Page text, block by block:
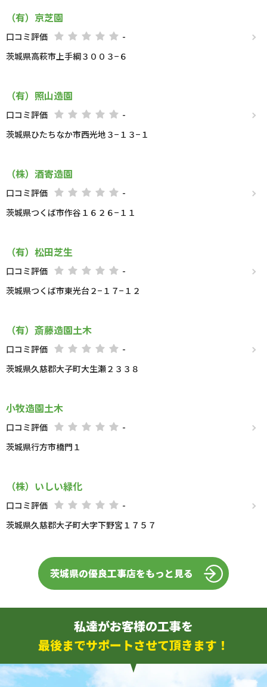
（有）京芝園
口コミ評価
-
茨城県高萩市上手綱３００３−６
（有）照山造園
口コミ評価
-
茨城県ひたちなか市西光地３−１３−１
（株）酒寄造園
口コミ評価
-
茨城県つくば市作谷１６２６−１１
（有）松田芝生
口コミ評価
-
茨城県つくば市東光台２−１７−１２
（有）斎藤造園土木
口コミ評価
-
茨城県久慈郡大子町大生瀬２３３８
小牧造園土木
口コミ評価
-
茨城県行方市橋門１
（株）いしい緑化
口コミ評価
-
茨城県久慈郡大子町大字下野宮１７５７
茨城県の優良工事店をもっと見る
私達がお客様の工事を
最後までサポートさせて頂きます！